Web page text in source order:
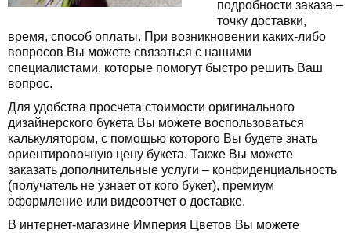
подробности заказа –
точку доставки,
время, способ оплаты. При возникновении каких-либо
вопросов Вы можете связаться с нашими
специалистами, которые помогут быстро решить Ваш
вопрос.
Для удобства просчета стоимости оригинального
дизайнерского букета Вы можете воспользоваться
калькулятором, с помощью которого Вы будете знать
ориентировочную цену букета. Также Вы можете
заказать дополнительные услуги – конфиденциальность
(получатель не узнает от кого букет), премиум
оформление или видеоотчет о доставке.
В интернет-магазине Империя Цветов Вы можете